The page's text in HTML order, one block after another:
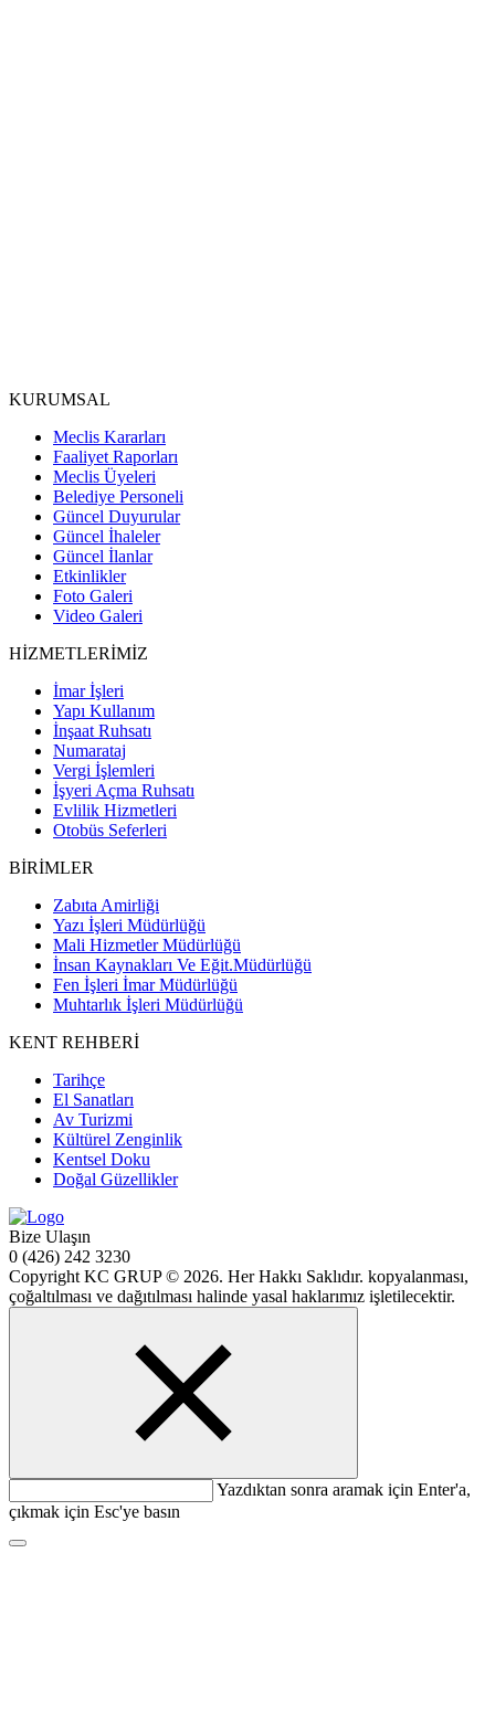
KURUMSAL
Meclis Kararları
Faaliyet Raporları
Meclis Üyeleri
Belediye Personeli
Güncel Duyurular
Güncel İhaleler
Güncel İlanlar
Etkinlikler
Foto Galeri
Video Galeri
HİZMETLERİMİZ
İmar İşleri
Yapı Kullanım
İnşaat Ruhsatı
Numarataj
Vergi İşlemleri
İşyeri Açma Ruhsatı
Evlilik Hizmetleri
Otobüs Seferleri
BİRİMLER
Zabıta Amirliği
Yazı İşleri Müdürlüğü
Mali Hizmetler Müdürlüğü
İnsan Kaynakları Ve Eğit.Müdürlüğü
Fen İşleri İmar Müdürlüğü
Muhtarlık İşleri Müdürlüğü
KENT REHBERİ
Tarihçe
El Sanatları
Av Turizmi
Kültürel Zenginlik
Kentsel Doku
Doğal Güzellikler
Bize Ulaşın
0 (426) 242 3230
Copyright KC GRUP © 2026. Her Hakkı Saklıdır. kopyalanması,
çoğaltılması ve dağıtılması halinde yasal haklarımız işletilecektir.
Yazdıktan sonra aramak için Enter'a,
çıkmak için Esc'ye basın